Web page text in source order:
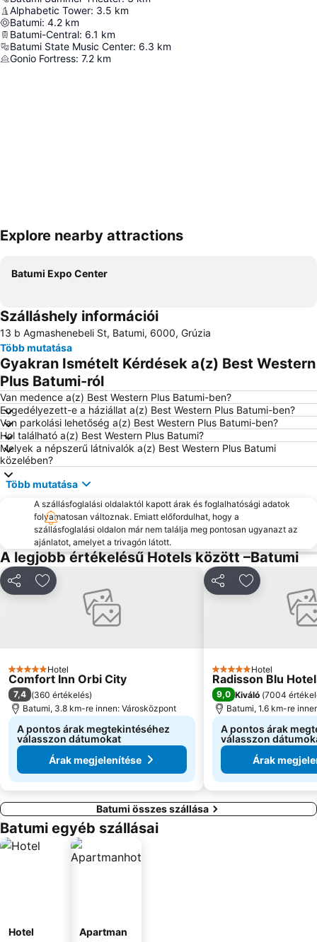
Alphabetic Tower: 3.5 km
Batumi: 4.2 km
Batumi-Central: 6.1 km
Batumi State Music Center: 6.3 km
Gonio Fortress: 7.2 km
Nagy méretű térkép
Explore nearby attractions
Batumi Expo Center
Szálláshely információi
13 b Agmashenebeli St, Batumi, 6000, Grúzia
Több mutatása
Gyakran Ismételt Kérdések a(z) Best Western
Plus Batumi-ról
Van medence a(z) Best Western Plus Batumi-ben?
Engedélyezett-e a háziállat a(z) Best Western Plus Batumi-ben?
Van parkolási lehetőség a(z) Best Western Plus Batumi-ben?
Hol található a(z) Best Western Plus Batumi?
Melyek a népszerű látnivalók a(z) Best Western Plus Batumi
közelében?
Több mutatása
A szállásfoglalási oldalaktól kapott árak és foglalhatósági adatok
folyamatosan változnak. Emiatt előfordulhat, hogy a
szállásfoglalási oldalon már nem találja meg pontosan ugyanazt az
ajánlatot, amelyet a trivagón látott.
A legjobb értékelésű Hotels között –Batumi
MegosztásHozzáadás a kedvencekhez
5 Kategória
Hotel
Comfort Inn Orbi City
7,4 (360 értékelés)
Batumi, 3.8 km-re innen: Városközpont
A pontos árak megtekintéséhez
válasszon dátumokat
Árak megjelenítése
MegosztásHozzáadás
5 Kategória
Hotel
Radisson Blu
9,0 Kiváló (7004
Batumi, 1.6 km-re
A pontos árak
válasszon
Árak
Batumi összes szállása
Batumi egyéb szállásai
Hotel
Apartman